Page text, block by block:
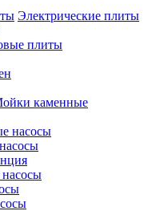
Электрические плиты
плиты
каменные
насосы